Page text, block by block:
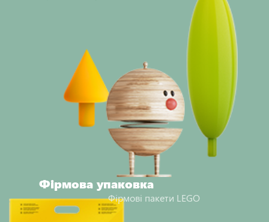
Фірмова упаковка
Фірмові пакети LEGO